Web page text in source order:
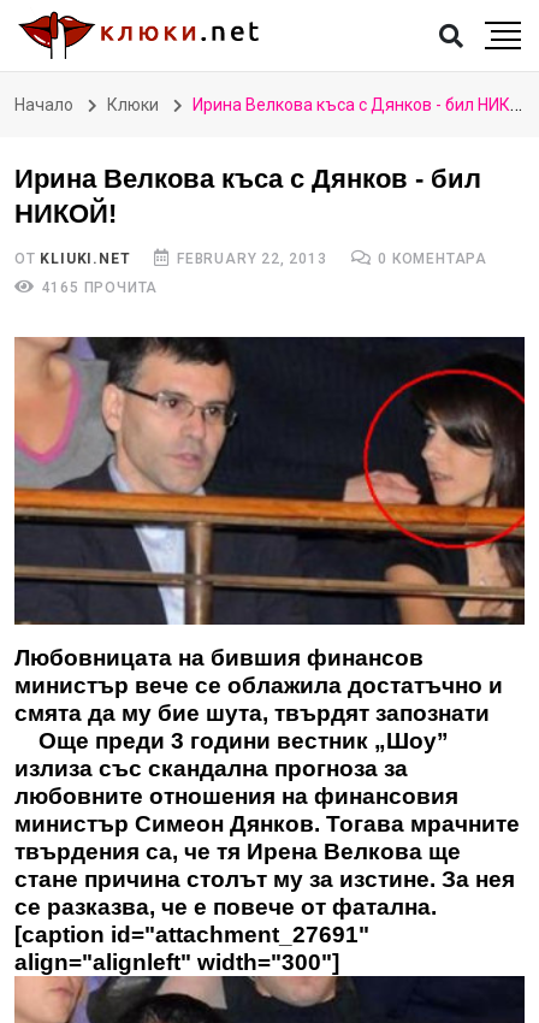
Начало Клюки Ирина Велкова къса с Дянков - бил НИКОЙ!
Ирина Велкова къса с Дянков - бил
НИКОЙ!
ОТ KLIUKI.NET FEBRUARY 22, 2013
0 КОМЕНТАРА
4165 ПРОЧИТА
Любовницата на бившия финансов
министър вече се облажила достатъчно и
смята да му бие шута, твърдят запознати
Още преди 3 години вестник „Шоу”
излиза със скандална прогноза за
любовните отношения на финансовия
министър Симеон Дянков. Тогава мрачните
твърдения са, че тя Ирена Велкова ще
стане причина столът му за изстине. За нея
се разказва, че е повече от фатална.
[caption id="attachment_27691"
align="alignleft" width="300"]